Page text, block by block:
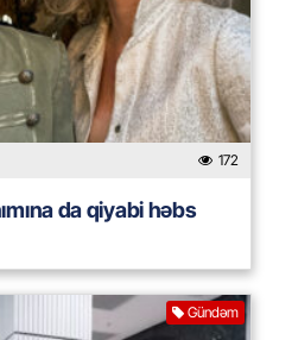
172
da qiyabi həbs
Gündəm